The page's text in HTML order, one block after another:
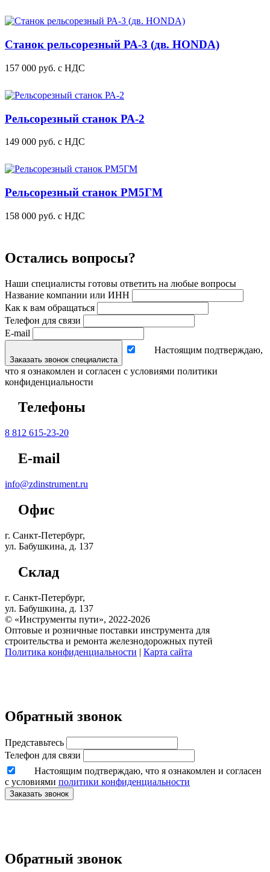
Станок рельсорезный РА-3 (дв. HONDA)
157 000 руб. с НДС
Рельсорезный станок РА-2
149 000 руб. с НДС
Рельсорезный станок РМ5ГМ
158 000 руб. с НДС
Остались вопросы?
Наши специалисты готовы ответить на любые вопросы
Название компании или ИНН
Как к вам обращаться
Телефон для связи
E-mail
Заказать звонок специалиста
Настоящим подтверждаю,
что я ознакомлен и согласен с условиями политики
конфиденциальности
Телефоны
8 812 615-23-20
E-mail
info@zdinstrument.ru
Офис
г. Санкт-Петербург,
ул. Бабушкина, д. 137
Склад
г. Санкт-Петербург,
ул. Бабушкина, д. 137
© «Инструменты пути», 2022-2026
Оптовые и розничные поставки инструмента для
строительства и ремонта железнодорожных путей
Политика конфиденциальности | Карта сайта
Обратный звонок
Представьтесь
Телефон для связи
Настоящим подтверждаю, что я ознакомлен и согласен
с условиями политики конфиденциальности
Заказать звонок
Обратный звонок